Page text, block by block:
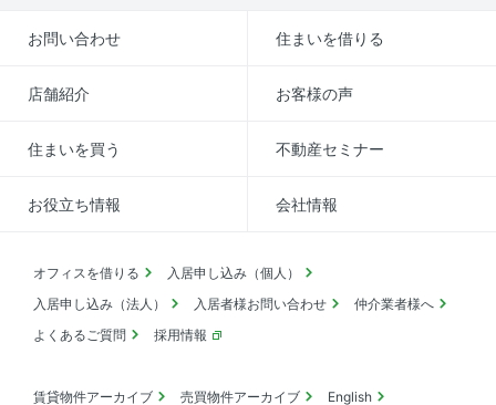
お問い合わせ 住まいを借りる
店舗紹介 お客様の声
住まいを買う 不動産セミナー
お役立ち情報 会社情報
オフィスを借りる
入居申し込み（個人）
入居申し込み（法人）
入居者様お問い合わせ
仲介業者様へ
よくあるご質問
採用情報
賃貸物件アーカイブ 売買物件アーカイブ
English